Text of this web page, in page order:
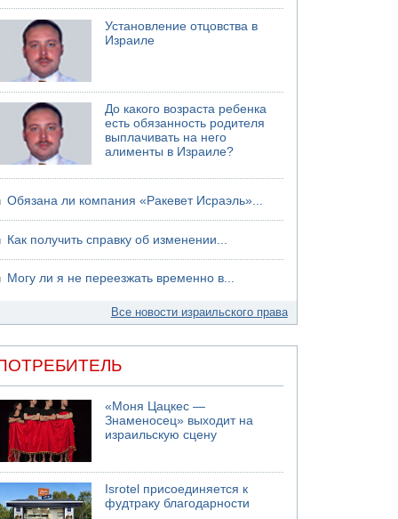
Установление отцовства в
Израиле
До какого возраста ребенка
есть обязанность родителя
выплачивать на него
алименты в Израиле?
Обязана ли компания «Ракевет Исраэль»...
Как получить справку об изменении...
Могу ли я не переезжать временно в...
Все новости израильского права
«Моня Цацкес —
Знаменосец» выходит на
израильскую сцену
Isrotel присоединяется к
фудтраку благодарности